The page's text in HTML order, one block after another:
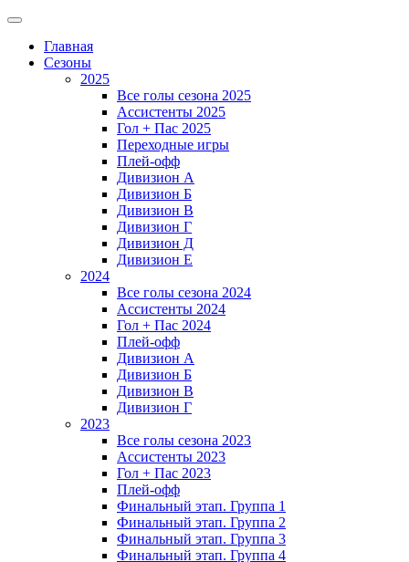
Главная
Сезоны
2025
Все голы сезона 2025
Ассистенты 2025
Гол + Пас 2025
Переходные игры
Плей-офф
Дивизион A
Дивизион Б
Дивизион В
Дивизион Г
Дивизион Д
Дивизион Е
2024
Все голы сезона 2024
Ассистенты 2024
Гол + Пас 2024
Плей-офф
Дивизион A
Дивизион Б
Дивизион В
Дивизион Г
2023
Все голы сезона 2023
Ассистенты 2023
Гол + Пас 2023
Плей-офф
Финальный этап. Группа 1
Финальный этап. Группа 2
Финальный этап. Группа 3
Финальный этап. Группа 4